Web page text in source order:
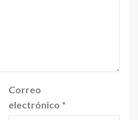
Correo
electrónico *